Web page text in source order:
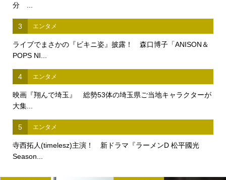
分 ...
3 エンタメ
ライブでまさかの『ビキニ姿』披露！ 森口博子「ANISON＆
POPS NI...
4 エンタメ
映画『翔んで埼玉』 総勢53体の埼玉県ご当地キャラクターが
大集...
5 エンタメ
寺西拓人(timelesz)主演！ 新ドラマ『ラーメンD 松平國光
Season...